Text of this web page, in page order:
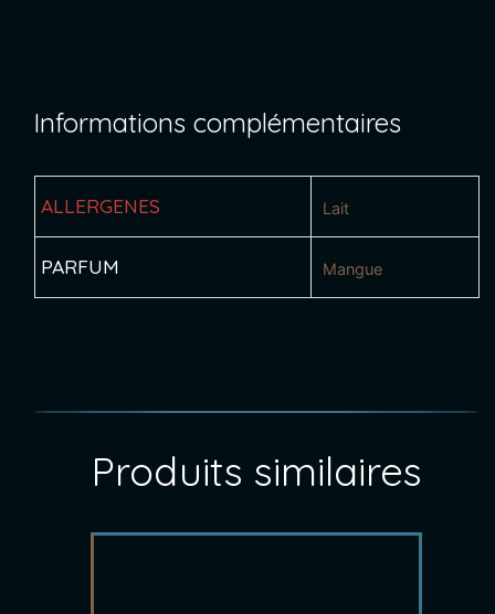
Informations complémentaires
ALLERGENES Lait
PARFUM Mangue
Produits similaires